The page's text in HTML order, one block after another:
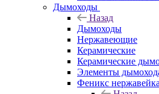
Дымоходы
Назад
Дымоходы
Нержавеющие
Керамические
Керамические
Элементы
Феникс нержавейка